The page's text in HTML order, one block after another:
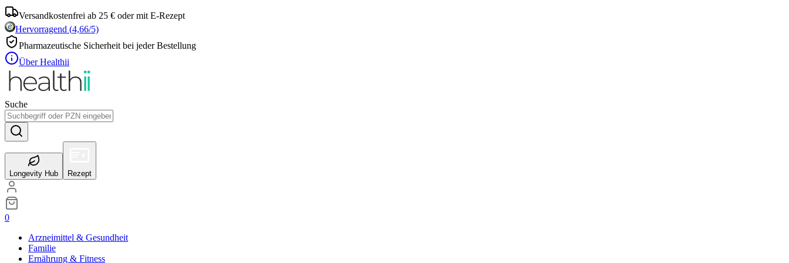
Versandkostenfrei ab 25 € oder mit E-Rezept
Hervorragend (4,66/5)
Pharmazeutische Sicherheit bei jeder Bestellung
Über Healthii
Suche
Longevity Hub Rezept
0
Arzneimittel & Gesundheit
Familie
Ernährung & Fitness